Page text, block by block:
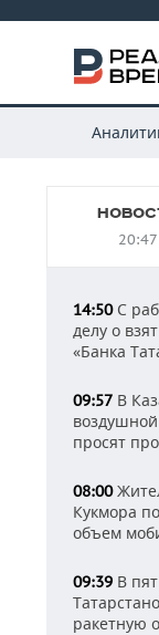
14:50С
делу о
«Банка
09:57 В
просят
08:00
Кукмора
объем
09:39 В
ракетную